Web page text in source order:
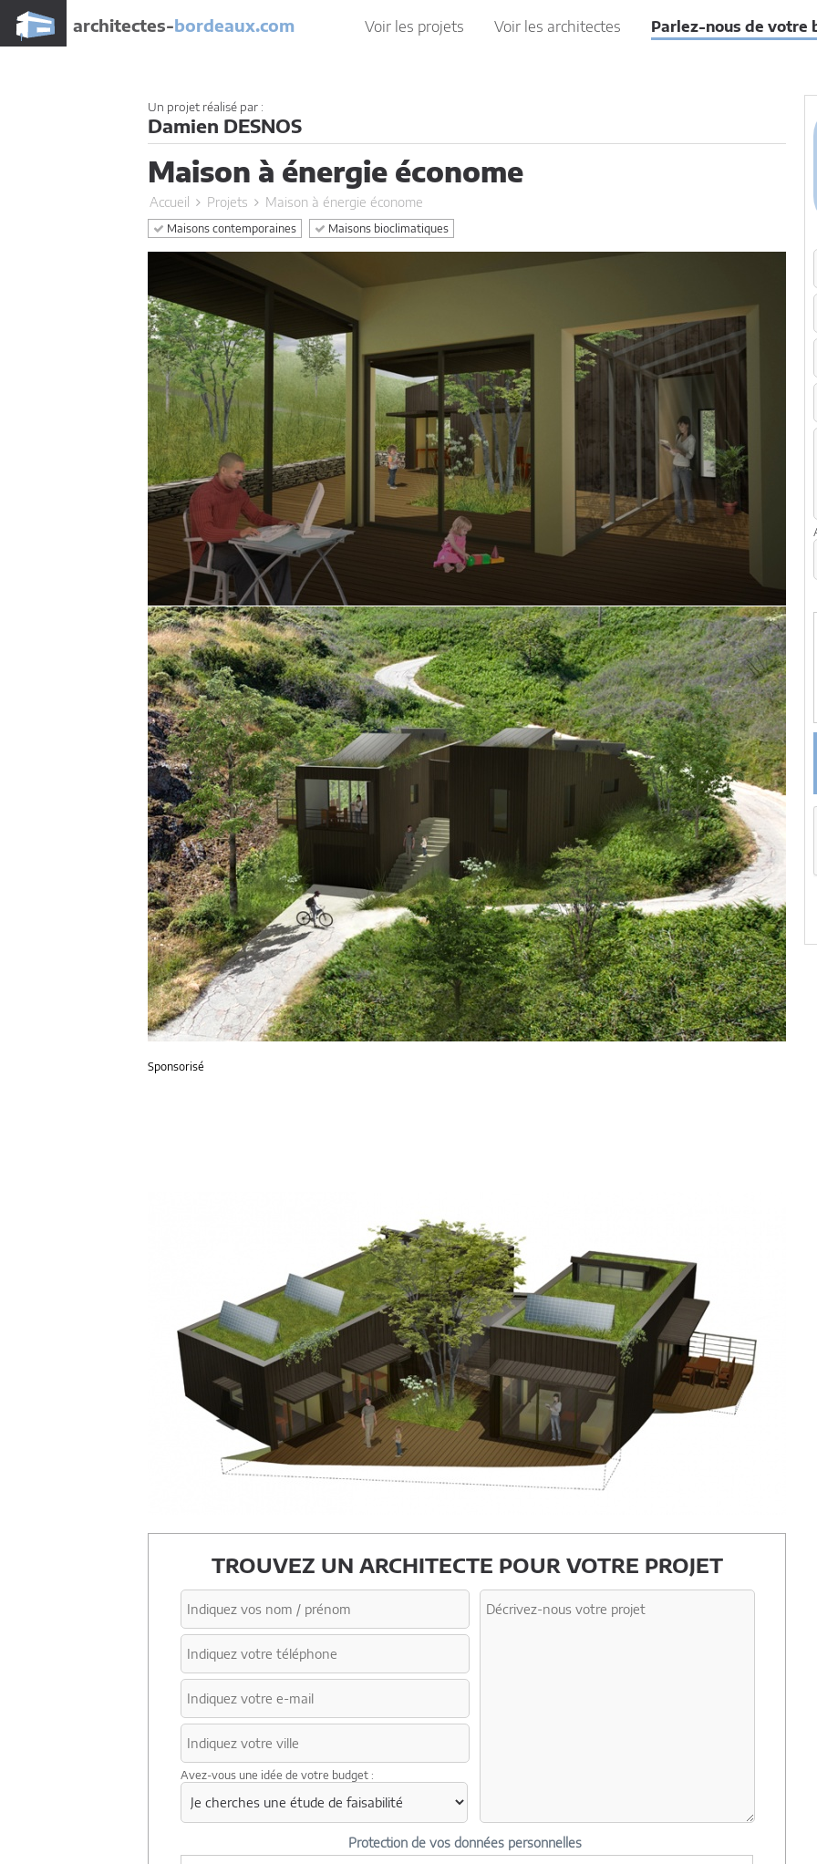
architectes-bordeaux.com Voir les projets Voir les architectes Parlez-nous de votre
Un projet réalisé par :
Damien DESNOS
Maison à énergie économe
Accueil Projets Maison à énergie économe
Maisons contemporaines Maisons bioclimatiques
Sponsorisé
TROUVEZ UN ARCHITECTE POUR VOTRE PROJET
Avez-vous une idée de votre budget :
Protection de vos données personnelles